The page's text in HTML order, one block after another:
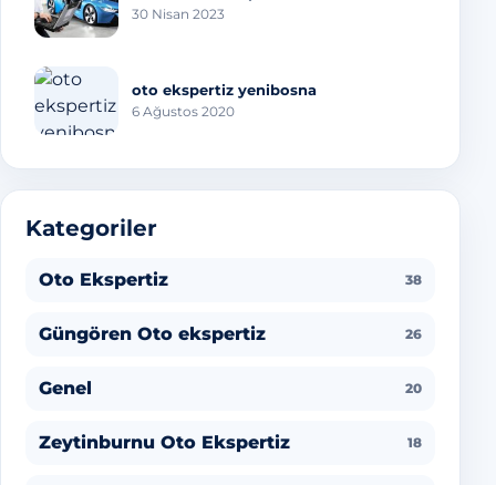
30 Nisan 2023
oto ekspertiz yenibosna
6 Ağustos 2020
Kategoriler
Oto Ekspertiz 38
Güngören Oto ekspertiz 26
Genel 20
Zeytinburnu Oto Ekspertiz 18